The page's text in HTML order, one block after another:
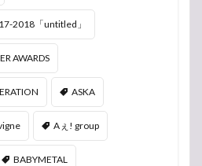
2018「untitled」
AWARDS
ASKA
Aぇ! group
BABYMETAL